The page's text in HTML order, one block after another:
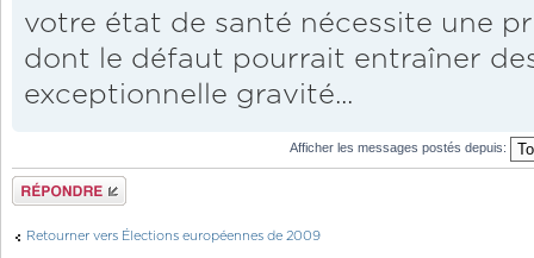
votre état de santé nécessite une
dont le défaut pourrait entraîner
exceptionnelle gravité...
Afficher les messages postés depuis:
Répondre
Retourner vers Élections européennes de 2009